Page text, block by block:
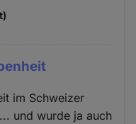
im Schweizer
und wurde ja auch